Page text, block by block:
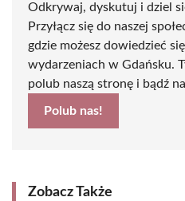
Odkrywaj, dyskutuj i dziel
Przyłącz się do naszej
gdzie możesz dowiedzieć
wydarzeniach w Gdańsku.
polub naszą stronę i bądź
Polub nas!
Zobacz Także